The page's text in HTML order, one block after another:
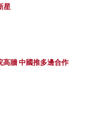
星
高牆 中國推多邊合作